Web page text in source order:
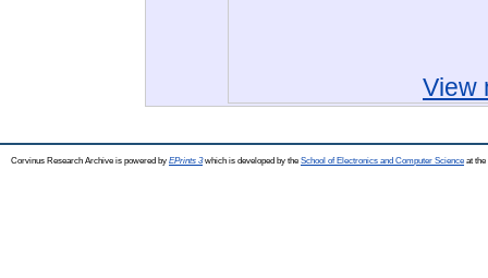
View
Corvinus Research Archive is powered by EPrints 3which is developed by the School of Electronics and Computer Science at